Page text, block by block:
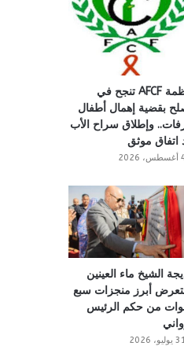
منظمة AFCF تنجح في
بقضية إهمال أطفال
وإطلاق سراح الأب
اتفاق موثق
2026
الشيخ ماء العينين
أبرز منجزات سبع
من حكم الرئيس
2026